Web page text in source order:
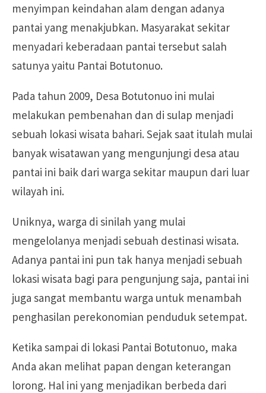
menyimpan keindahan alam dengan adanya
pantai yang menakjubkan. Masyarakat sekitar
menyadari keberadaan pantai tersebut salah
satunya yaitu Pantai Botutonuo.
Pada tahun 2009, Desa Botutonuo ini mulai
melakukan pembenahan dan di sulap menjadi
sebuah lokasi wisata bahari. Sejak saat itulah mulai
banyak wisatawan yang mengunjungi desa atau
pantai ini baik dari warga sekitar maupun dari luar
wilayah ini.
Uniknya, warga di sinilah yang mulai
mengelolanya menjadi sebuah destinasi wisata.
Adanya pantai ini pun tak hanya menjadi sebuah
lokasi wisata bagi para pengunjung saja, pantai ini
juga sangat membantu warga untuk menambah
penghasilan perekonomian penduduk setempat.
Ketika sampai di lokasi Pantai Botutonuo, maka
Anda akan melihat papan dengan keterangan
lorong. Hal ini yang menjadikan berbeda dari